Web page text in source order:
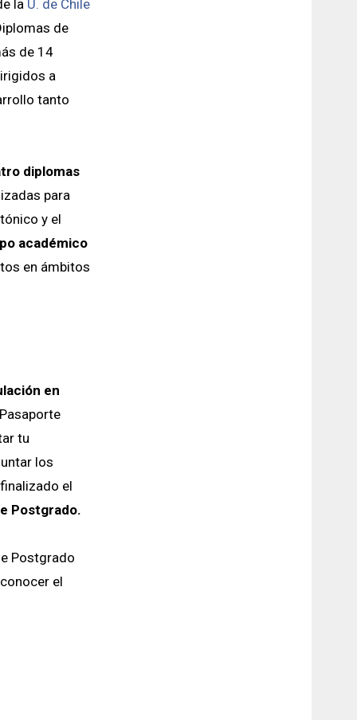
la U. de Chile
de
de 14
a
tanto
diplomas
para
y el
académico
en ámbitos
en
tu
los
el
Postgrado.
Postgrado
el